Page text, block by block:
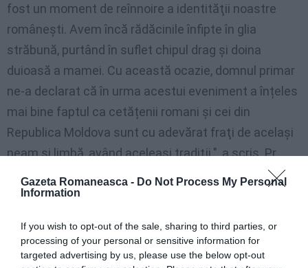
Gazeta Romaneasca - Do Not Process My Personal
Information
If you wish to opt-out of the sale, sharing to third parties, or
processing of your personal or sensitive information for
targeted advertising by us, please use the below opt-out
fost un moment de reînnoire a identităţii noastre
româneşti. Avem încă rădăcinile înfipte în glia
străbună, purtând în suflet chipul drag şi doina
duioasă a mamei. Cu această ocazie, domnul primar
ne-a declarat că în urma acestui eveniment a înțeles
mai bine faptul ca cetățenii romani și cei din
Republica Moldova sunt cu adevărat fraţi de acelaşi
neam şi limbă, având aceleaşi tradiţii.", a scris Pr.
site-ul
Episcopiei Ortodoxe a României în Italia.
See
more
Articolul anterior
Senzaţional / Iată echipa de şoc MAE
pentru cutremur, şedinţă foto la Bucureşti